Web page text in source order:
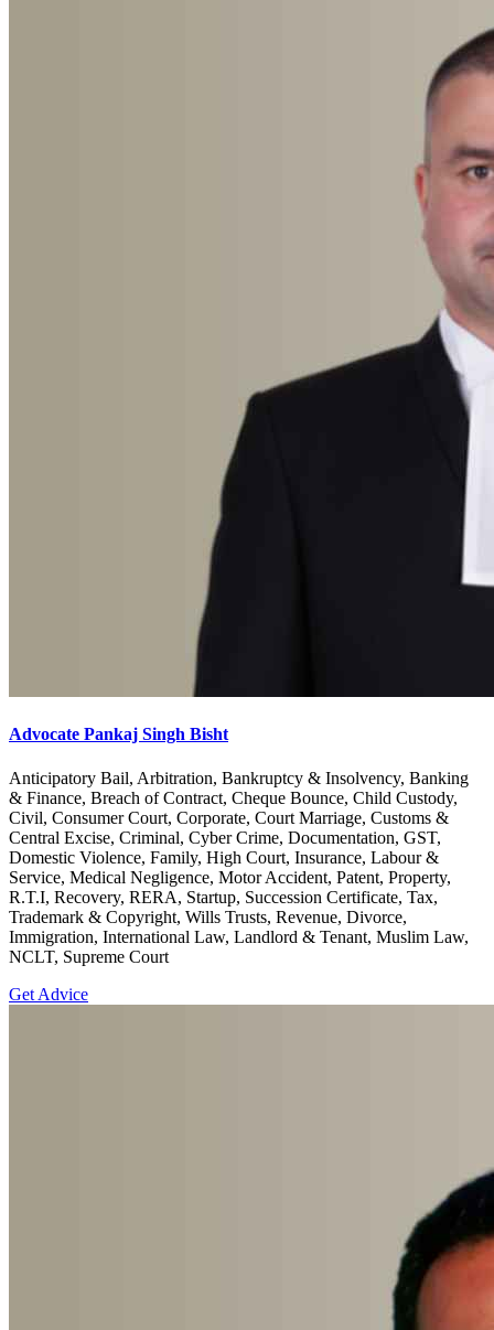
Advocate Pankaj Singh Bisht
Anticipatory Bail, Arbitration, Bankruptcy & Insolvency, Banking
& Finance, Breach of Contract, Cheque Bounce, Child Custody,
Civil, Consumer Court, Corporate, Court Marriage, Customs &
Central Excise, Criminal, Cyber Crime, Documentation, GST,
Domestic Violence, Family, High Court, Insurance, Labour &
Service, Medical Negligence, Motor Accident, Patent, Property,
R.T.I, Recovery, RERA, Startup, Succession Certificate, Tax,
Trademark & Copyright, Wills Trusts, Revenue, Divorce,
Immigration, International Law, Landlord & Tenant, Muslim Law,
NCLT, Supreme Court
Get Advice